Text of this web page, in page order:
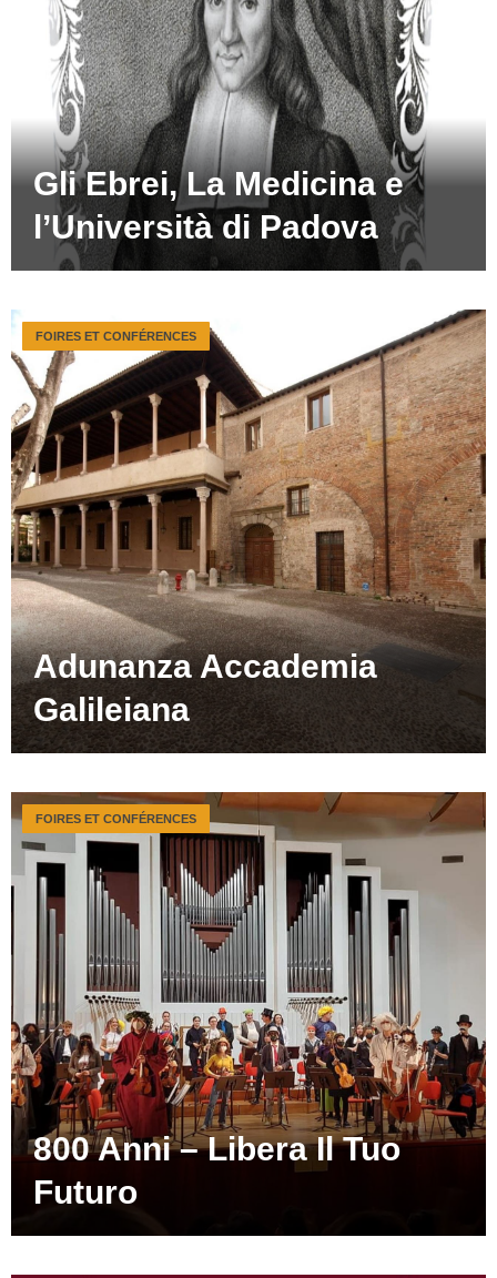
Gli Ebrei, La Medicina e
l’Università di Padova
Adunanza Accademia
Galileiana
FOIRES ET CONFÉRENCES
800 Anni – Libera Il Tuo
Futuro
FOIRES ET CONFÉRENCES